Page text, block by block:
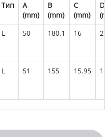
Тип
A
(mm)
B
(mm)
C
(mm)
D
L
50 180.1 16 208
L 51 155 15.95 184